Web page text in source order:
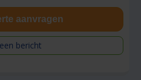
aanvragen
bericht